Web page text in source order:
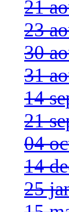
21
23
30
31
14
21
04
14
25